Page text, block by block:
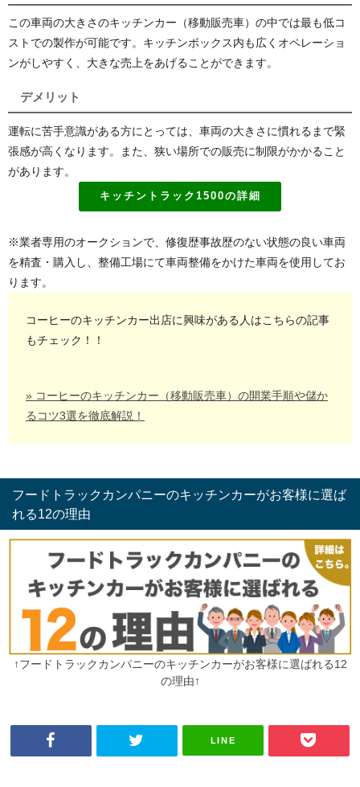
この車両の大きさのキッチンカー（移動販売車）の中では最も低コ
ストでの製作が可能です。キッチンボックス内も広くオペレーショ
ンがしやすく、大きな売上をあげることができます。
デメリット
運転に苦手意識がある方にとっては、車両の大きさに慣れるまで緊
張感が高くなります。また、狭い場所での販売に制限がかかること
があります。
キッチントラック1500の詳細
※業者専用のオークションで、修復歴事故歴のない状態の良い車両
を精査・購入し、整備工場にて車両整備をかけた車両を使用してお
ります。
コーヒーのキッチンカー出店に興味がある人はこちらの記事
もチェック！！
» コーヒーのキッチンカー（移動販売車）の開業手順や儲か
るコツ3選を徹底解説！
フードトラックカンパニーのキッチンカーがお客様に選ば
れる12の理由
↑フードトラックカンパニーのキッチンカーがお客様に選ばれる12
の理由↑
LINE